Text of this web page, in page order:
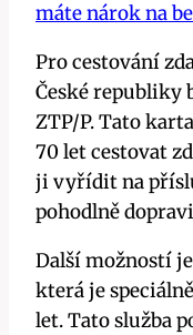
máte nárok na
Pro cestování
České republiky
ZTP/P. Tato
70 let cestovat
ji vyřídit na
pohodlně
Další možností
která je
let. Tato služba